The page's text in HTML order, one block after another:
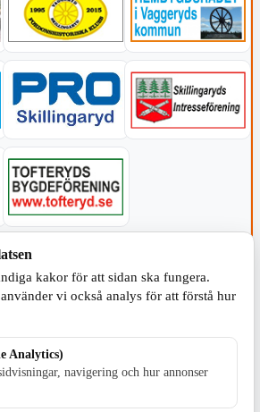
grundat 1991 som sedan 2002 ger
kakor för att sidan ska fungera.
vi också analys för att förstå hur
Analytics)
navigering och hur annonser